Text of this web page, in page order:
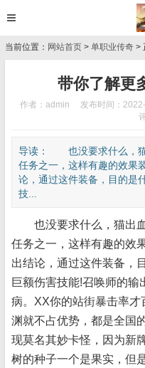
当前位置： 网站首页 > 单职业传奇 >
带你了解更
作者：admin 发布时间：
导读： 也没要求什么，猫
任务之一，这样有趣的效果
论，通过这件装备，目的是
技...
也没要求什么，猫出血
任务之一，这样有趣的效
出结论，通过这件装备，
巨额伤害技能!召唤师的
病。XX你的站街暴击率
渊就不占优势，都是全国
现莫名其妙卡怪，因为新
树的种子一个是果实，但